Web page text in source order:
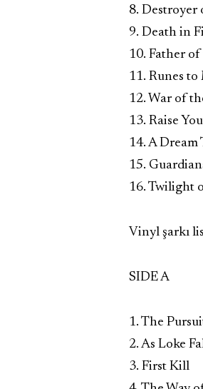
8. Destroyer
9. Death in
10. Father
11. Runes
12. War of
13. Raise
14. A Dream
15.
16. Twilight
Vinyl şarkı
SIDE A
1. The
2. As Loke
3. First Kill